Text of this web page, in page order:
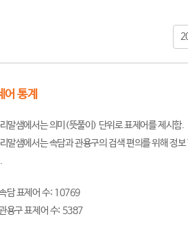
어 통계
말샘에서는 의미(뜻풀이) 단위로 표제어를 제시함.
말샘에서는 속담과 관용구의 검색 편의를 위해 정
담 표제어 수: 10769
용구 표제어 수: 5387